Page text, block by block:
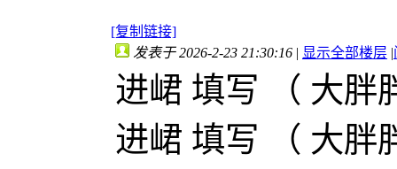
[复制链接]
发表于 2026-2-23 21:30:16 | 显示全部楼层 |
进峮 填写 （ 大胖
进峮 填写 （ 大胖